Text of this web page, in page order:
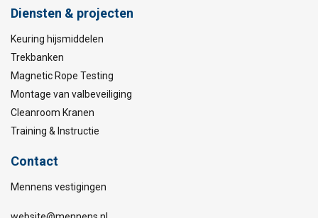
Diensten & projecten
Keuring hijsmiddelen
Trekbanken
Magnetic Rope Testing
Montage van valbeveiliging
Cleanroom Kranen
Training & Instructie
Contact
Mennens vestigingen